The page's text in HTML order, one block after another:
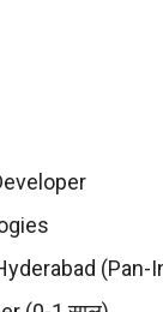
(Pan-